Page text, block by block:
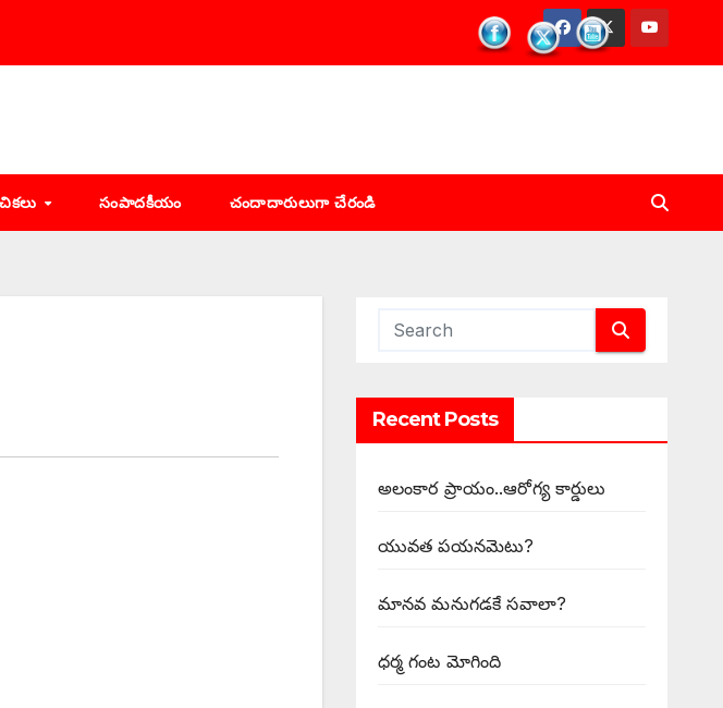
సంపాదకీయం చందాదారులుగా చేరండి
Recent Posts
అలంకార ప్రాయం..ఆరోగ్య కార్డులు
యువత పయనమెటు?
మానవ మనుగడకే సవాలా?
ధర్మ గంట మోగింది